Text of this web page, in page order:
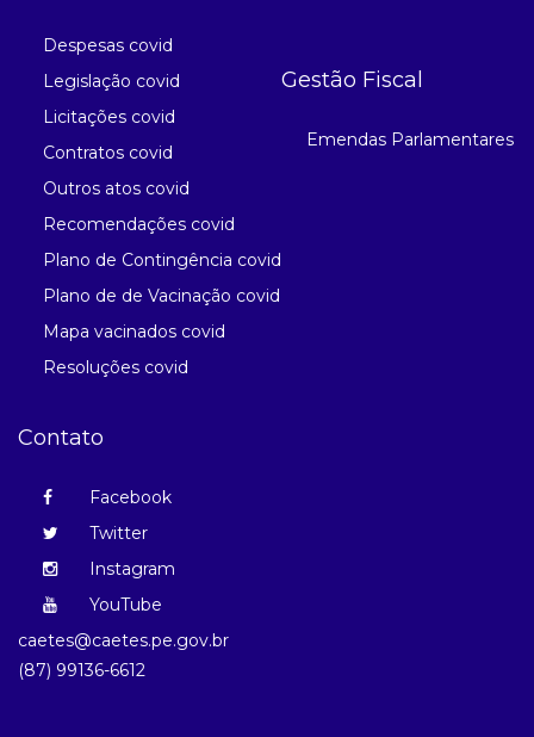
Despesas covid
Legislação covid
Licitações covid
Contratos covid
Outros atos covid
Recomendações covid
Plano de Contingência covid
Plano de de Vacinação covid
Mapa vacinados covid
Resoluções covid
Gestão Fiscal
Emendas Parlamentares
Contato
Facebook
Twitter
Instagram
YouTube
caetes@caetes.pe.gov.br
(87) 99136-6612